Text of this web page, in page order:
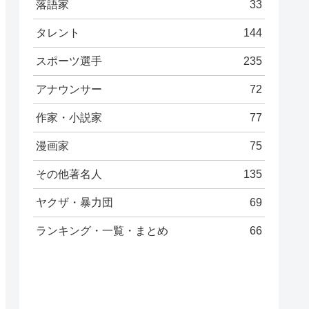
落語家 33
タレント 144
スポーツ選手 235
アナウンサー 72
作家・小説家 77
漫画家 75
その他著名人 135
ヤクザ・暴力団 69
ランキング・一覧・まとめ 66